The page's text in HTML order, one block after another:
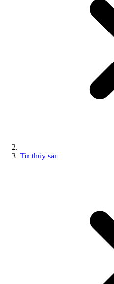
Tin thủy sản